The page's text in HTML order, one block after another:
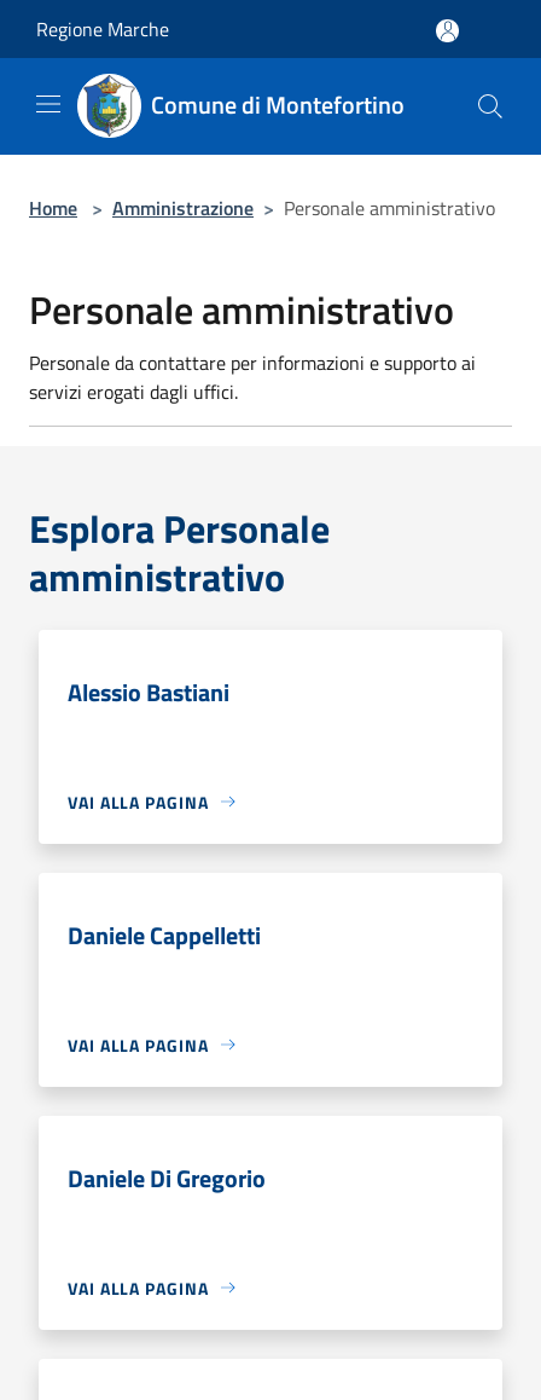
Regione Marche
Comune di Montefortino
Home > Amministrazione > Personale amministrativo
Personale amministrativo
Personale da contattare per informazioni e supporto ai
servizi erogati dagli uffici.
Esplora Personale
amministrativo
Alessio Bastiani
VAI ALLA PAGINA
Daniele Cappelletti
VAI ALLA PAGINA
Daniele Di Gregorio
VAI ALLA PAGINA